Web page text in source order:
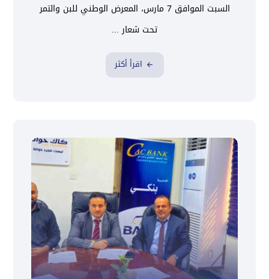
السبت الموافق 7 مارس، المعرض الوطني للبن والتمر
تحت شعار ...
اقرأ أكثر